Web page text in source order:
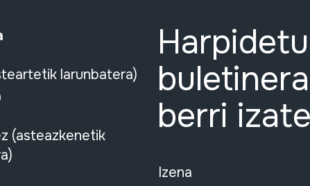
larunbatera)
(asteazkenetik
berri
Izena